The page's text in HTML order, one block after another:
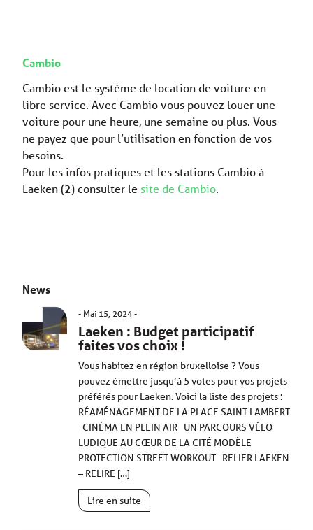
Cambio
Cambio est le système de location de voiture en
libre service. Avec Cambio vous pouvez louer une
voiture pour une heure, une semaine ou plus. Vous
ne payez que pour l’utilisation en fonction de vos
besoins.
Pour les infos pratiques et les stations Cambio à
Laeken (2) consulter le site de Cambio.
News
Mai 15, 2024
Laeken : Budget participatif
faites vos choix !
Vous habitez en région bruxelloise ? Vous
pouvez émettre jusqu’à 5 votes pour vos projets
préférés pour Laeken. Voici la liste des projets :
RÉAMÉNAGEMENT DE LA PLACE SAINT LAMBERT
CINÉMA EN PLEIN AIR UN PARCOURS VÉLO
LUDIQUE AU CŒUR DE LA CITÉ MODÈLE
PROTECTION STREET WORKOUT RELIER LAEKEN
– RELIRE […]
Lire en suite